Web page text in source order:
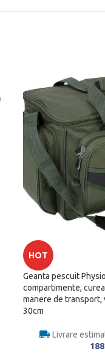
HOT
Geanta pescuit
compartimente,
manere de transport,
30cm
Livrare